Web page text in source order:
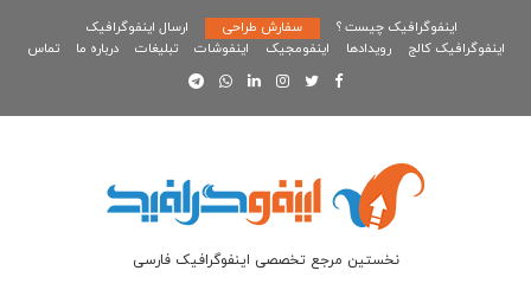
اینفوگرافیک چیست ؟ سفارش طراحی
ارسال اینفوگرافیک
اینفوگرافیک کالج
رویدادها اینفومجیک اینفوشات تبلیغات درباره ما تماس
نخستین مرجع تخصصی اینفوگرافیک فارسی